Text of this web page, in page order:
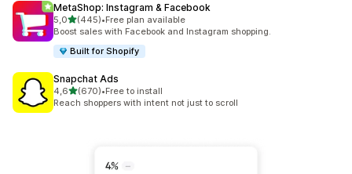
MetaShop: Instagram & Facebook
5,0av 5 stjerner
(445)
Totalt 445 omtaler
•Free plan available
Boost sales with Facebook and Instagram shopping.
Built for Shopify
Snapchat Ads
4,6av 5 stjerner
(670)
Totalt 670 omtaler
•Free to install
Reach shoppers with intent not just to scroll